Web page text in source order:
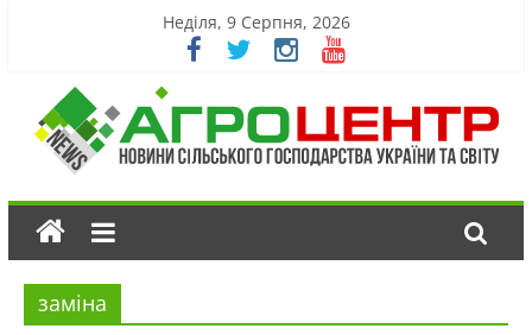
Неділя, 9 Серпня, 2026
заміна